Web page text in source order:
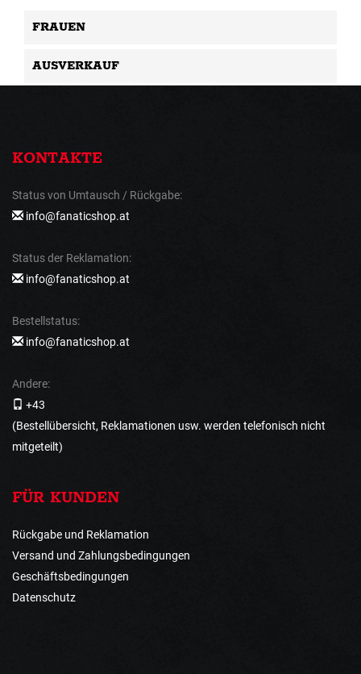
FRAUEN
AUSVERKAUF
KONTAKTE
Status von Umtausch / Rückgabe:
info@fanaticshop.at
Status der Reklamation:
info@fanaticshop.at
Bestellstatus:
info@fanaticshop.at
Andere:
+43
(Bestellübersicht, Reklamationen usw. werden telefonisch nicht
mitgeteilt)
FÜR KUNDEN
Rückgabe und Reklamation
Versand und Zahlungsbedingungen
Geschäftsbedingungen
Datenschutz